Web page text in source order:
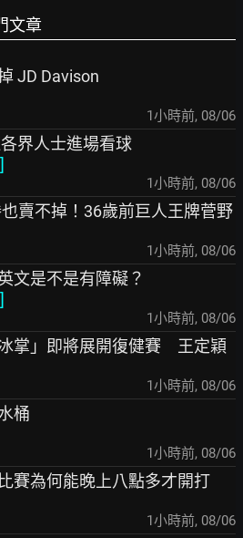
文章
JD Davison
1小時前, 08/06
界人士進場看球
]
1小時前, 08/06
也賣不掉！36歲前巨人王牌菅野
1小時前, 08/06
文是不是有障礙？
]
1小時前, 08/06
掌」即將展開復健賽 王定穎
1小時前, 08/06
桶
1小時前, 08/06
賽為何能晚上八點多才開打
1小時前, 08/06